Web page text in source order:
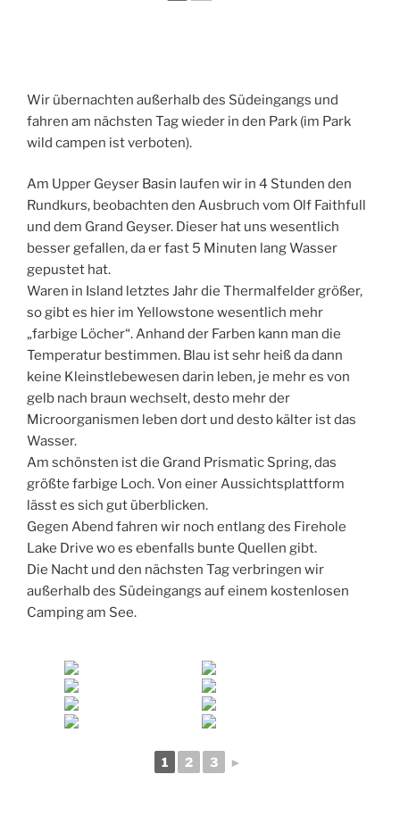
Wir übernachten außerhalb des Südeingangs und
fahren am nächsten Tag wieder in den Park (im Park
wild campen ist verboten).
Am Upper Geyser Basin laufen wir in 4 Stunden den
Rundkurs, beobachten den Ausbruch vom Olf Faithfull
und dem Grand Geyser. Dieser hat uns wesentlich
besser gefallen, da er fast 5 Minuten lang Wasser
gepustet hat.
Waren in Island letztes Jahr die Thermalfelder größer,
so gibt es hier im Yellowstone wesentlich mehr
„farbige Löcher“. Anhand der Farben kann man die
Temperatur bestimmen. Blau ist sehr heiß da dann
keine Kleinstlebewesen darin leben, je mehr es von
gelb nach braun wechselt, desto mehr der
Microorganismen leben dort und desto kälter ist das
Wasser.
Am schönsten ist die Grand Prismatic Spring, das
größte farbige Loch. Von einer Aussichtsplattform
lässt es sich gut überblicken.
Gegen Abend fahren wir noch entlang des Firehole
Lake Drive wo es ebenfalls bunte Quellen gibt.
Die Nacht und den nächsten Tag verbringen wir
außerhalb des Südeingangs auf einem kostenlosen
Camping am See.
1 2 3 ►